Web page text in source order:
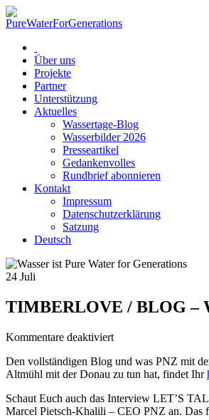
Über uns
Projekte
Partner
Unterstützung
Aktuelles
Wassertage-Blog
Wasserbilder 2026
Presseartikel
Gedankenvolles
Rundbrief abonnieren
Kontakt
Impressum
Datenschutzerklärung
Satzung
Deutsch
24 Juli
TIMBERLOVE / BLOG –
Kommentare deaktiviertfür
/
BLOG
Wasser
ist
Den vollständigen Blog und was PNZ mit
Altmühl mit der Donau zu tun hat, findet Ihr
Schaut Euch auch das Interview LET’S
Marcel Pietsch-Khalili – CEO PNZ an. Das